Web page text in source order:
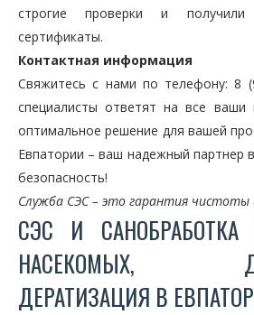
строгие проверки и
сертификаты.
Контактная информация
Свяжитесь с нами по телефону: 8
специалисты ответят на все ваши
оптимальное решение для вашей
Евпатории – ваш надежный партнер
безопасность!
Служба СЭС – это гарантия чистоты
СЭС И САНОБРАБОТКА
НАСЕКОМЫХ,
ДЕРАТИЗАЦИЯ В